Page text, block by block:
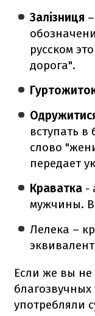
Залізниця
русском
дорога".
вступать в
слово
передает
Краватка -
мужчины. В
Лелека –
Если же вы не
употребляли